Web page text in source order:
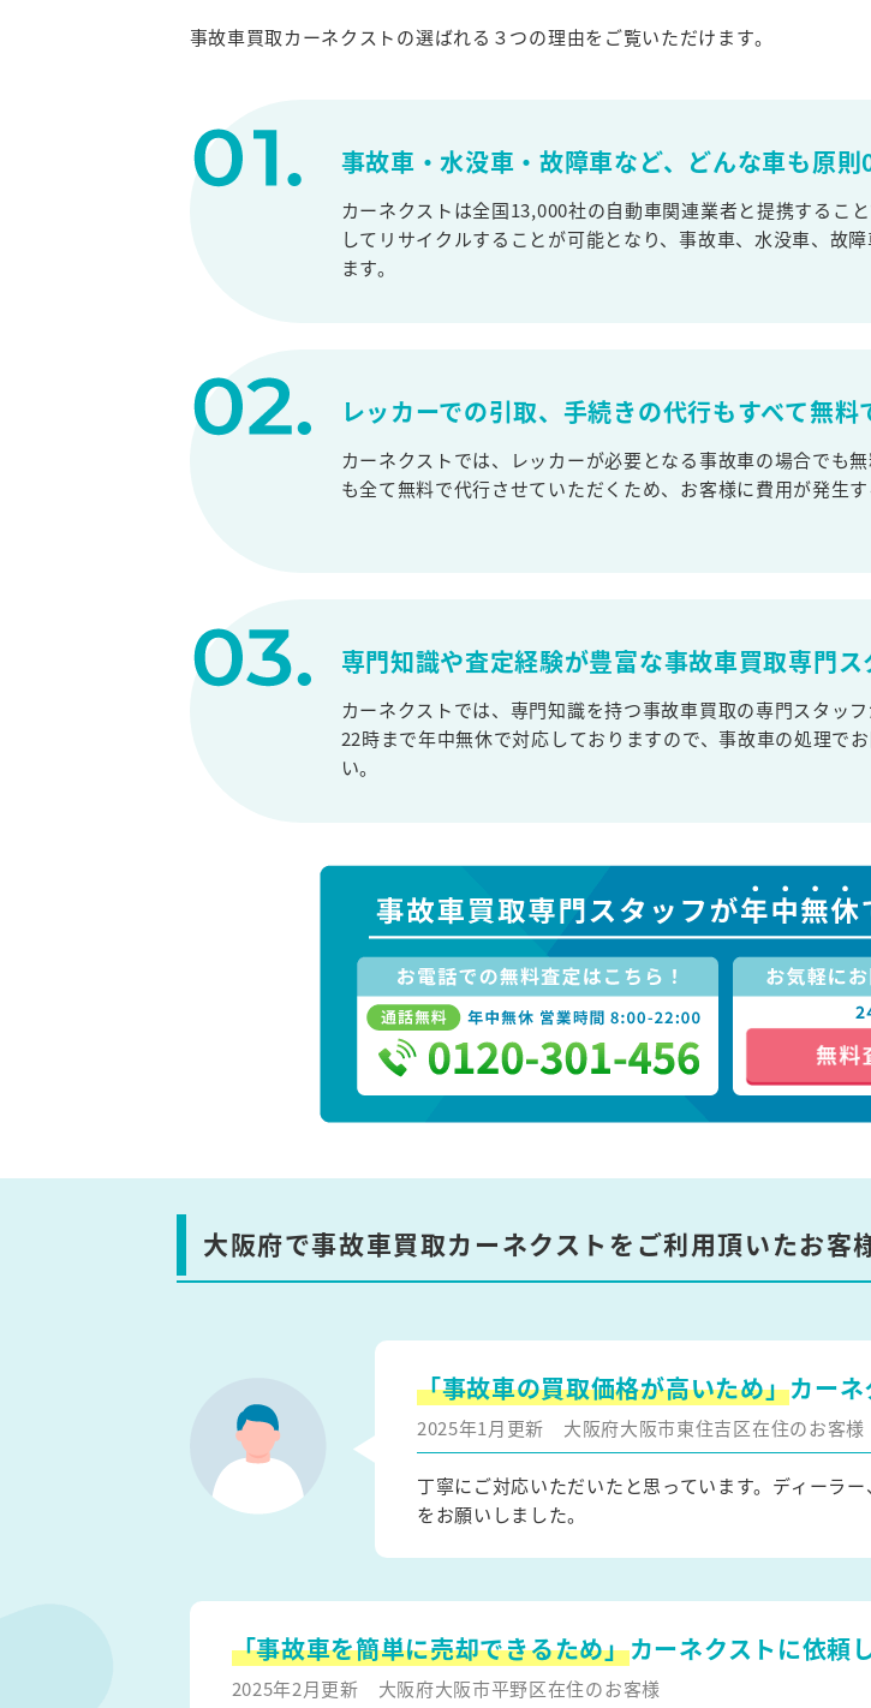
事故車買取カーネクストの選ばれる３つの理由をご覧いただけます。
事故車・水没車・故障車など、どんな車も原
カーネクストは全国13,000社の自動車関連業者と提携するこ
してリサイクルすることが可能となり、事故車、水没車、故
ます。
レッカーでの引取、手続きの代行もすべて無料
カーネクストでは、レッカーが必要となる事故車の場合でも
も全て無料で代行させていただくため、お客様に費用が発生す
専門知識や査定経験が豊富な事故車買取専門
カーネクストでは、専門知識を持つ事故車買取の専門スタッ
22時まで年中無休で対応しておりますので、事故車の処理で
い。
大阪府で事故車買取カーネクストをご利用頂いたお客
「事故車の買取価格が高いため」カーネ
2025年1月更新 大阪府大阪市東住吉区在住のお客様
丁寧にご対応いただいたと思っています。ディーラ
をお願いしました。
「事故車を簡単に売却できるため」カーネクストに依頼
2025年2月更新 大阪府大阪市平野区在住のお客様